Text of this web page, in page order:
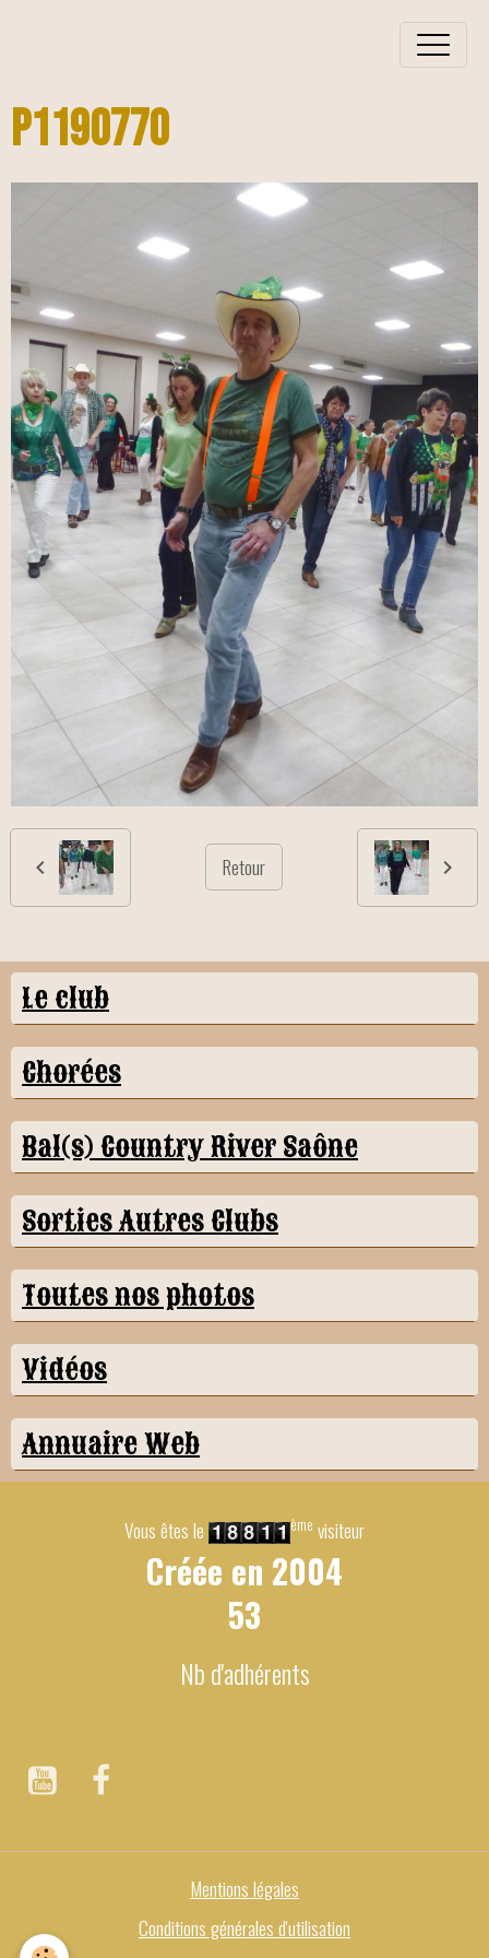
P1190770
Retour
Le club
Chorées
Bal(s) Country River Saône
Sorties Autres Clubs
Toutes nos photos
Vidéos
Annuaire Web
Vous êtes le ème visiteur
Créée en 2004
53
Nb d'adhérents
Mentions légales
Conditions générales d'utilisation